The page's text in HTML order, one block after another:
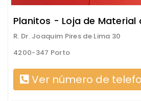
Planitos - Loja de Material
R. Dr. Joaquim Pires de Lima 30
4200-347 Porto
Ver número de